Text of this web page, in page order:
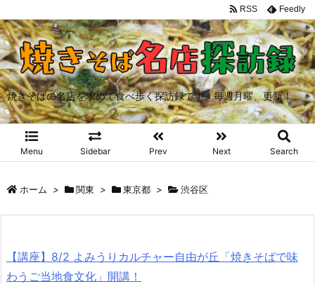
焼きそばの名店を求めて食べ歩く探訪録です。毎週月曜、更新！
Menu Sidebar Prev Next Search
RSS Feedly
ホーム > 関東 > 東京都 > 渋谷区
【講座】8/2 よみうりカルチャー自由が丘「焼きそばで味
わうご当地食文化」開講！